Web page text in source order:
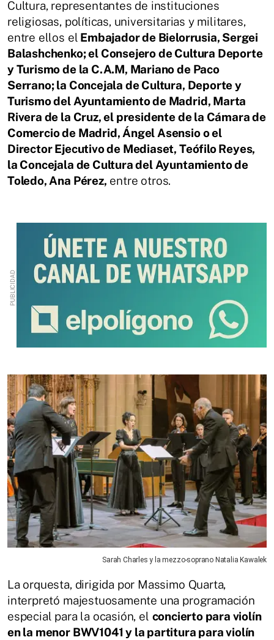
Cultura, representantes de instituciones
religiosas, políticas, universitarias y militares,
entre ellos el Embajador de Bielorrusia, Sergei
Balashchenko; el Consejero de Cultura Deporte
y Turismo de la C.A.M, Mariano de Paco
Serrano; la Concejala de Cultura, Deporte y
Turismo del Ayuntamiento de Madrid, Marta
Rivera de la Cruz, el presidente de la Cámara de
Comercio de Madrid, Ángel Asensio o el
Director Ejecutivo de Mediaset, Teófilo Reyes,
la Concejala de Cultura del Ayuntamiento de
Toledo, Ana Pérez, entre otros.
Sarah Charles y la mezzo-soprano Natalia Kawalek
La orquesta, dirigida por Massimo Quarta,
interpretó majestuosamente una programación
especial para la ocasión, el concierto para violín
en la menor BWV1041 y la partitura para violín